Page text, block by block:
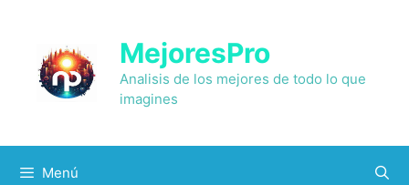
contenido
MejoresPro
Analisis de los mejores de todo lo que
imagines
Menú